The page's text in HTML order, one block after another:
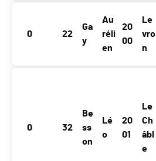
0 22
Ga
y
Au
réli
en
20
00
Le
vro
n
0 32
Be
ss
on
Lé
o
20
01
Le
Ch
âbl
e